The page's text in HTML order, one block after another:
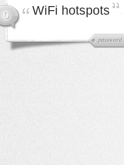
0 WiFi hotspots -
password